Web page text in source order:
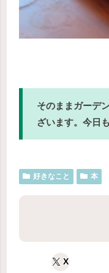
そのままガーデ
ざいます。今日
好きなこと 本
X